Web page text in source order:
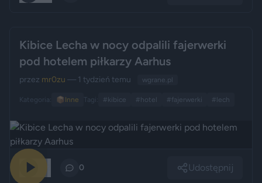
Kibice Lecha w nocy odpalili fajerwerki
pod hotelem piłkarzy Aarhus
przez mr0zu — 1 tydzień temu wgrane.pl
Kategoria: 📦 Inne Tagi: #kibice #hotel #fajerwerki #lech
0 Udostępnij